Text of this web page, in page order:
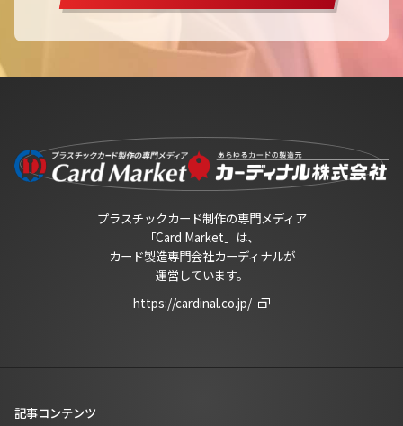
プラスチックカード制作の専門メディア
「Card Market」は、
カード製造専門会社カーディナルが
運営しています。
https://cardinal.co.jp/
記事コンテンツ